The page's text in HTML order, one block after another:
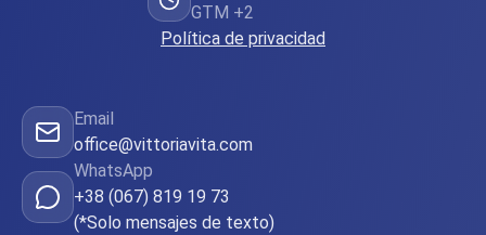
GTM +2
Política de privacidad
Email
office@vittoriavita.com
WhatsApp
+38 (067) 819 19 73
(*Solo mensajes de texto)